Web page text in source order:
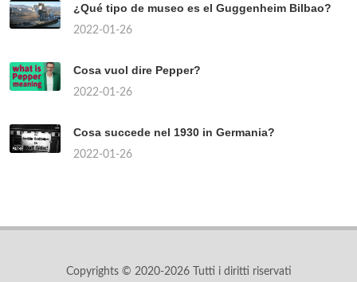
¿Qué tipo de museo es el Guggenheim Bilbao?
2022-01-26
Cosa vuol dire Pepper?
2022-01-26
Cosa succede nel 1930 in Germania?
2022-01-26
Copyrights © 2020-2026 Tutti i diritti riservati